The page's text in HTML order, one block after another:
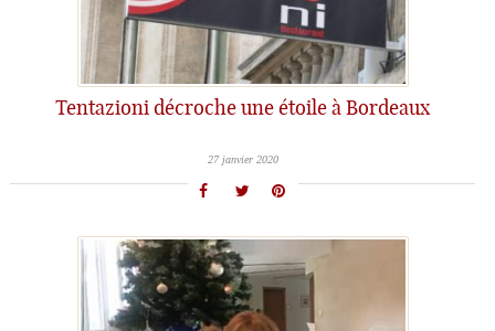
Tentazioni décroche une étoile à Bordeaux
27 janvier 2020